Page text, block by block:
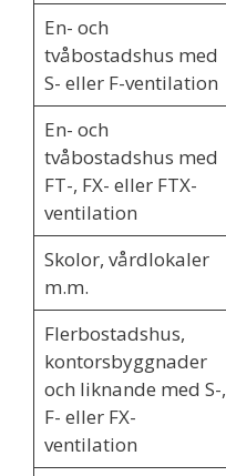
En- och
tvåbostadshus med
S- eller F-ventilation
En- och
tvåbostadshus med
FT-, FX- eller FTX-
ventilation
Skolor, vårdlokaler
m.m.
Flerbostadshus,
kontorsbyggnader
och liknande med S-,
F- eller FX-
ventilation